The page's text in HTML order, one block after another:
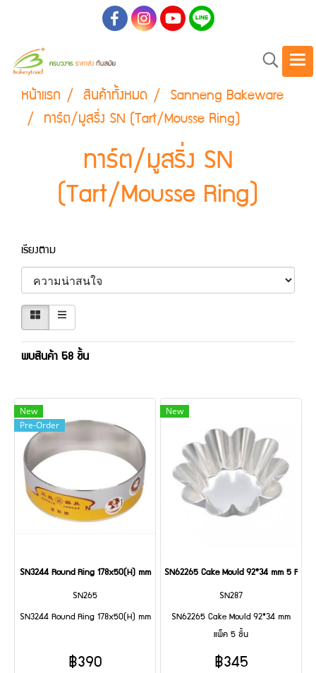
หน้าแรก สินค้าทั้งหมด Sanneng Bakeware
ทาร์ต/มูสริ่ง SN (Tart/Mousse Ring)
ทาร์ต/มูสริ่ง SN
(Tart/Mousse Ring)
เรียงตาม
พบสินค้า 58 ชิ้น
New
Pre-Order
SN3244 Round Ring 178x50(H) mm
SN265
SN3244 Round Ring 178x50(H) mm
฿390
New
SN62265 Cake Mould 92*34 mm 5 PCS
SN287
SN62265 Cake Mould 92*34 mm
แพ็ค 5 ชิ้น
฿345